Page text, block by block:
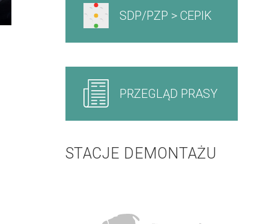
SDP/PZP > CEPIK
PRZEGLĄD PRASY
STACJE DEMONTAŻU